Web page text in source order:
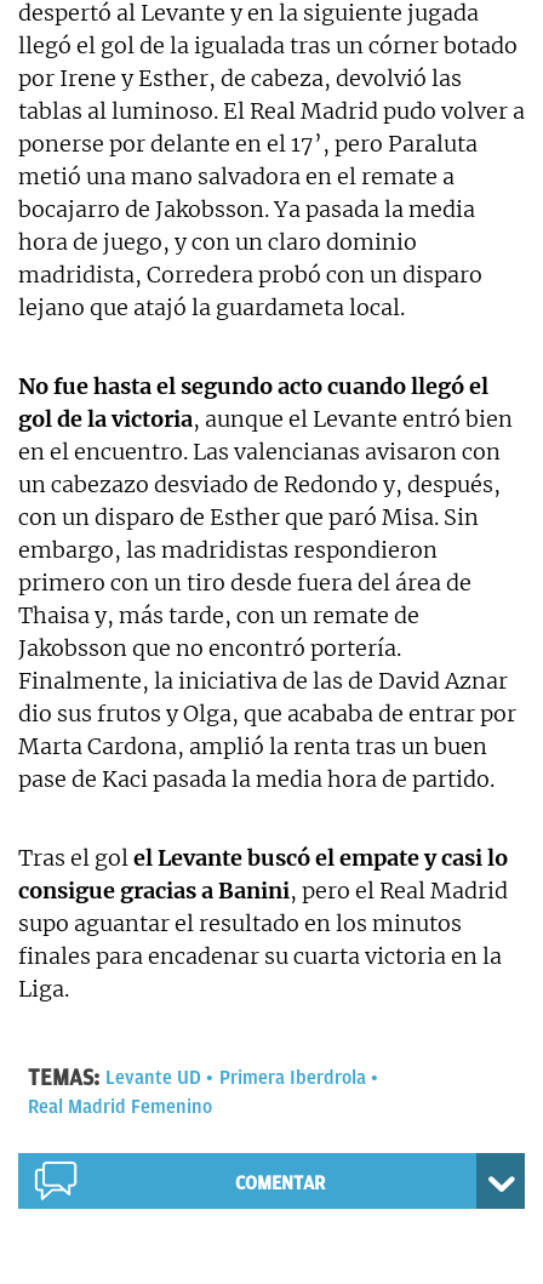
despertó al Levante y en la siguiente jugada
llegó el gol de la igualada tras un córner botado
por Irene y Esther, de cabeza, devolvió las
tablas al luminoso. El Real Madrid pudo volver a
ponerse por delante en el 17’, pero Paraluta
metió una mano salvadora en el remate a
bocajarro de Jakobsson. Ya pasada la media
hora de juego, y con un claro dominio
madridista, Corredera probó con un disparo
lejano que atajó la guardameta local.
No fue hasta el segundo acto cuando llegó el
gol de la victoria, aunque el Levante entró bien
en el encuentro. Las valencianas avisaron con
un cabezazo desviado de Redondo y, después,
con un disparo de Esther que paró Misa. Sin
embargo, las madridistas respondieron
primero con un tiro desde fuera del área de
Thaisa y, más tarde, con un remate de
Jakobsson que no encontró portería.
Finalmente, la iniciativa de las de David Aznar
dio sus frutos y Olga, que acababa de entrar por
Marta Cardona, amplió la renta tras un buen
pase de Kaci pasada la media hora de partido.
Tras el golel Levante buscó el empate y casi lo
consigue gracias a Banini, pero el Real Madrid
supo aguantar el resultado en los minutos
finales para encadenar su cuarta victoria en la
Liga.
TEMAS: Levante UD
Primera Iberdrola
Real Madrid Femenino
COMENTAR